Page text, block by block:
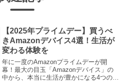
【2025年プライムデー】買うべ
きAmazonデバイス4選！生活が
変わる体験を
年に一度のAmazonプライムデーが開
幕！最大の目玉「Amazonデバイス」の
中から、本当に生活が豊かになる4つのモ